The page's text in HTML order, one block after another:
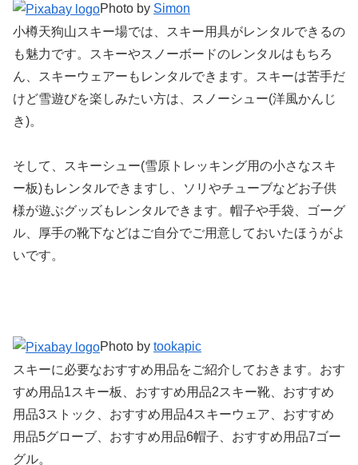
Photo by Simon
小樽天狗山スキー場では、スキー用具がレンタルできるの
も魅力です。スキーやスノーボードのレンタルはもちろ
ん、スキーウェアーもレンタルできます。スキーは苦手だ
けど雪遊びを楽しみたい方は、スノーシュー(洋風かんじ
き)。
そして、スキーシュー(雪原トレッキング用の小さなスキ
ー板)もレンタルできますし、ソリやチューブなどお子供
様が遊ぶグッズもレンタルできます。帽子や手袋、ゴーグ
ル、厚手の靴下などはご自分でご用意しておいたほうがよ
いです。
Photo by tookapic
スキーに必要なおすすめ用品をご紹介しておきます。おす
すめ用品1スキー板、おすすめ用品2スキー靴、おすすめ
用品3ストック、おすすめ用品4スキーウェア、おすすめ
用品5グローブ、おすすめ用品6帽子、おすすめ用品7ゴー
グル。